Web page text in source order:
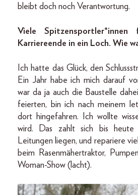
bleibt doch noch Verantwortung.
Viele
Karriereende in ein Loch. Wie
Ich hatte das Glück, den
Ein Jahr habe ich mich darauf
war da ja auch die Baustelle
feierten, bin ich nach meinem
dort hingefahren. Ich wollte
wird. Das zahlt sich bis
Leitungen liegen, und repariere
beim Rasenmähertraktor,
Woman-Show (lacht).